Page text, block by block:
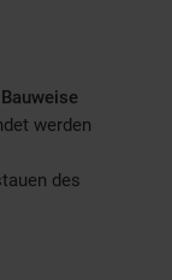
werden
des